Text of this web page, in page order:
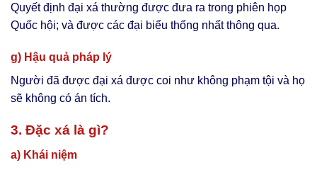
Quyết định đại xá thường được đưa ra trong phiên họp
Quốc hội; và được các đại biểu thống nhất thông qua.
g) Hậu quả pháp lý
Người đã được đại xá được coi như không phạm tội và họ
sẽ không có án tích.
3. Đặc xá là gì?
a) Khái niệm